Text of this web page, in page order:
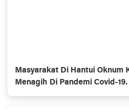
Masyarakat Di Hantui Oknum
Menagih Di Pandemi Covid-19.